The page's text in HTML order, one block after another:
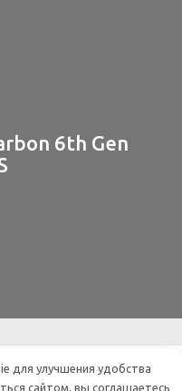
6th Gen
для улучшения удобства
сайтом, вы соглашаетесь